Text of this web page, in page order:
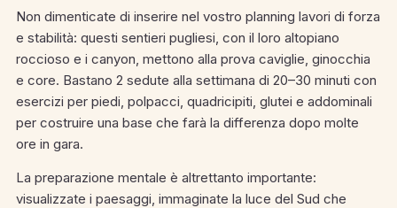
Non dimenticate di inserire nel vostro planning lavori di forza
e stabilità: questi sentieri pugliesi, con il loro altopiano
roccioso e i canyon, mettono alla prova caviglie, ginocchia
e core. Bastano 2 sedute alla settimana di 20–30 minuti con
esercizi per piedi, polpacci, quadricipiti, glutei e addominali
per costruire una base che farà la differenza dopo molte
ore in gara.
La preparazione mentale è altrettanto importante:
visualizzate i paesaggi, immaginate la luce del Sud che